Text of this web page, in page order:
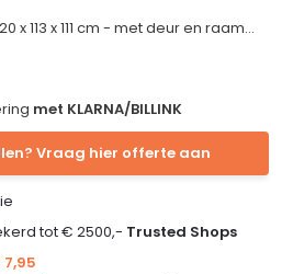
x 113 x 111 cm - met deur en raam...
met KLARNA/BILLINK
Vraag hier offerte aan
tot € 2500,- Trusted Shops